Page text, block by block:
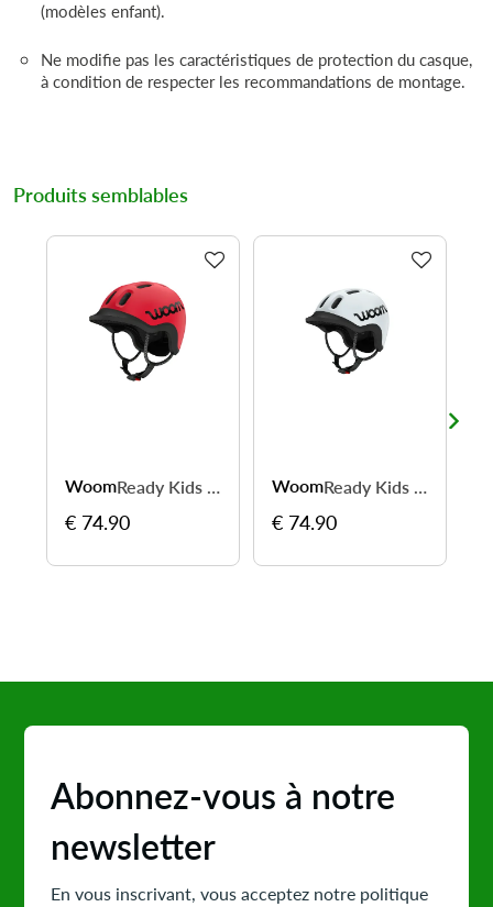
(modèles enfant).
Ne modifie pas les caractéristiques de protection du casque,
à condition de respecter les recommandations de montage.
Produits semblables
Woom Ready Kids - protection rassurante pour chaque aventure
€ 74.90
Woom Ready Kids - protection rassurante pour chaque aventure
€ 74.90
Abonnez-vous à notre
newsletter
En vous inscrivant, vous acceptez notre politique